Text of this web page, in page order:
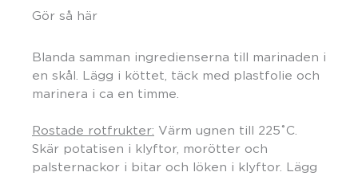
Gör så här
Blanda samman ingredienserna till marinaden i
en skål. Lägg i köttet, täck med plastfolie och
marinera i ca en timme.
Rostade rotfrukter: Värm ugnen till 225˚C.
Skär potatisen i klyftor, morötter och
palsternackor i bitar och löken i klyftor. Lägg